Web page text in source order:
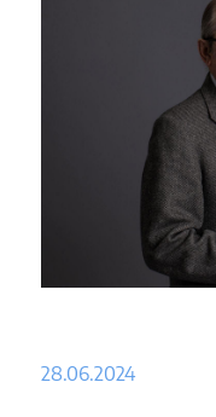
28.06.2024